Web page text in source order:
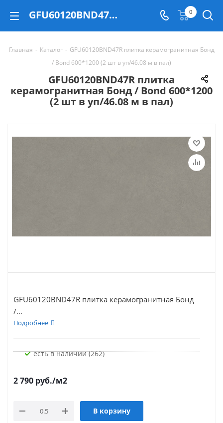
GFU60120BND47R плитка керамогранитная Бонд / Bond 600*1200 (2 шт в уп/46.08 м в пал) - купить в Екатеринбурге 0
Главная - Каталог - GFU60120BND47R плитка керамогранитная Бонд
/ Bond 600*1200 (2 шт в уп/46.08 м в пал)
GFU60120BND47R плитка
керамогранитная Бонд / Bond 600*1200
(2 шт в уп/46.08 м в пал)
GFU60120BND47R плитка керамогранитная Бонд
/...
Подробнее
Есть в наличии (262)
2 790 руб./м2
В корзину